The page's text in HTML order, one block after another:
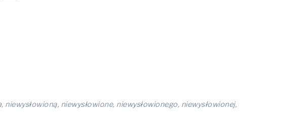
niewysłowione, niewysłowionego, niewysłowionej,